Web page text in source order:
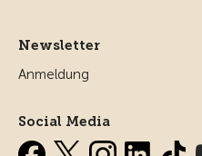
Newsletter
Anmeldung
Social Media